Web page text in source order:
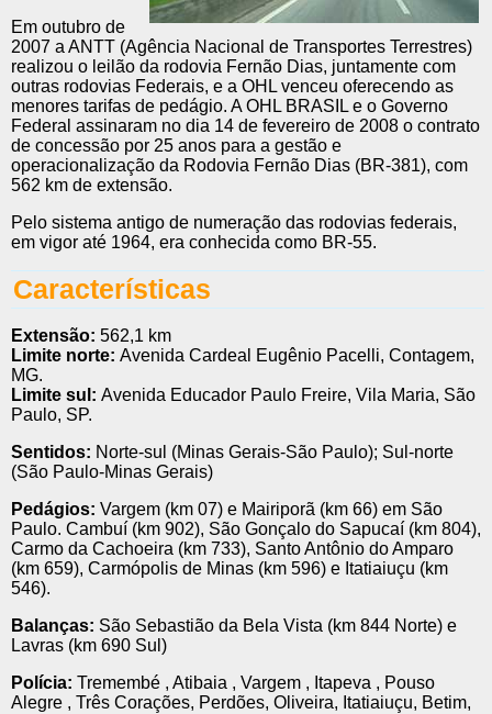
Em outubro de
2007 a ANTT (Agência Nacional de Transportes Terrestres)
realizou o leilão da rodovia Fernão Dias, juntamente com
outras rodovias Federais, e a OHL venceu oferecendo as
menores tarifas de pedágio. A OHL BRASIL e o Governo
Federal assinaram no dia 14 de fevereiro de 2008 o contrato
de concessão por 25 anos para a gestão e
operacionalização da Rodovia Fernão Dias (BR-381), com
562 km de extensão.
Pelo sistema antigo de numeração das rodovias federais,
em vigor até 1964, era conhecida como BR-55.
Características
Extensão: 562,1 km
Limite norte: Avenida Cardeal Eugênio Pacelli, Contagem,
MG.
Limite sul: Avenida Educador Paulo Freire, Vila Maria, São
Paulo, SP.
Sentidos: Norte-sul (Minas Gerais-São Paulo); Sul-norte
(São Paulo-Minas Gerais)
Pedágios: Vargem (km 07) e Mairiporã (km 66) em São
Paulo. Cambuí (km 902), São Gonçalo do Sapucaí (km 804),
Carmo da Cachoeira (km 733), Santo Antônio do Amparo
(km 659), Carmópolis de Minas (km 596) e Itatiaiuçu (km
546).
Balanças: São Sebastião da Bela Vista (km 844 Norte) e
Lavras (km 690 Sul)
Polícia: Tremembé , Atibaia , Vargem , Itapeva , Pouso
Alegre , Três Corações, Perdões, Oliveira, Itatiaiuçu, Betim,